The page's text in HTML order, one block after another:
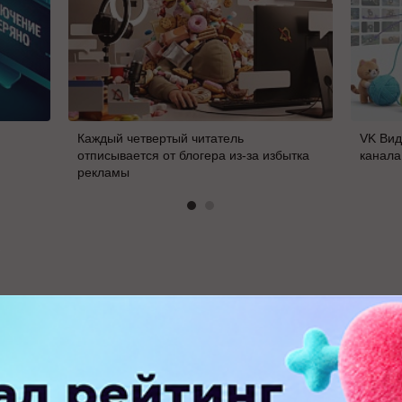
Каждый четвертый читатель
отписывается от блогера из-за избытка
рекламы
VK